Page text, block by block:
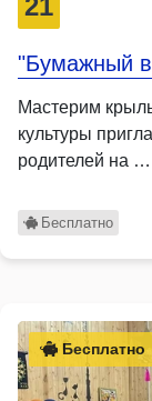
21
"Бумажный
Мастерим
культуры
родителей на …
Бесплатно
Бесплатно